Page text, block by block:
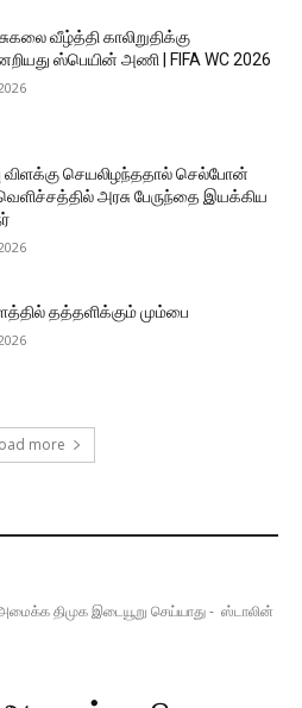
வீழ்த்தி காலிறுதிக்கு
ஸ்பெயின் அணி | FIFA WC 2026
விளக்கு செயலிழந்ததால் செல்போன்
அரசு பேருந்தை இயக்கிய
தத்தளிக்கும் மும்பை
more